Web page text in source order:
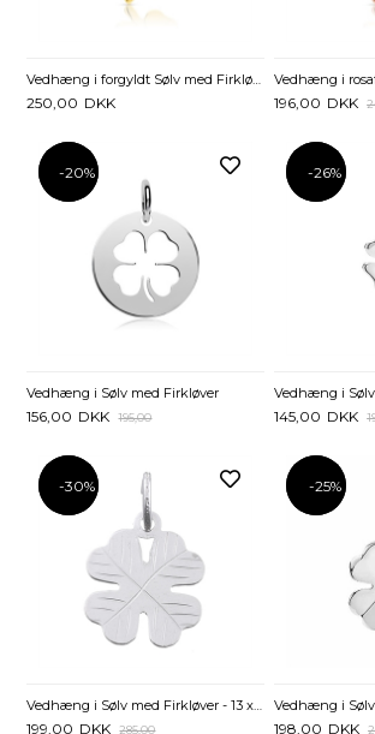
Vedhæng i forgyldt Sølv med Firkløver 10 x 10 mm - Mulighed for gravering
250,00 DKK 196,00 DKK
-20%
-20%
Vedhæng i Sølv med Firkløver
156,00 DKK 195,00
-26%
-26%
145,00 DKK
-30%
-30%
Vedhæng i Sølv med Firkløver - 13 x 13 mm
199,00 DKK 285,00
-25%
-25%
198,00 DKK